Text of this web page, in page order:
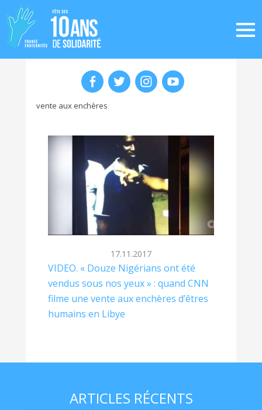
vente aux enchères
17.11.2017
VIDEO. « Douze Nigérians ont été
vendus sous nos yeux » : quand CNN
filme une vente aux enchères d’êtres
humains en Libye
ARTICLES RÉCENTS